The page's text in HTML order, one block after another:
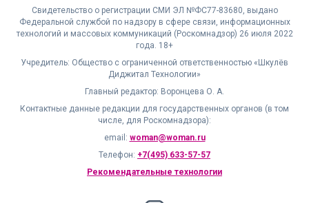
Свидетельство о регистрации СМИ ЭЛ №ФС77-83680, выдано
Федеральной службой по надзору в сфере связи, информационных
технологий и массовых коммуникаций (Роскомнадзор) 26 июля 2022
года. 18+
Учредитель: Общество с ограниченной ответственностью «Шкулёв
Диджитал Технологии»
Главный редактор: Воронцева О. А.
Контактные данные редакции для государственных органов (в том
числе, для Роскомнадзора):
email: woman@woman.ru
Телефон: +7(495) 633-57-57
Рекомендательные технологии